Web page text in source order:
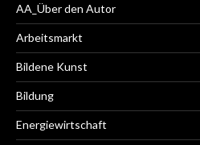
AA_Über den Autor
Arbeitsmarkt
Bildene Kunst
Bildung
Energiewirtschaft